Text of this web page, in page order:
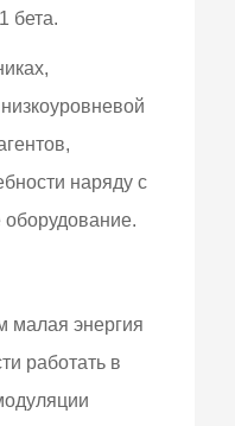
бета.
наряду с
оборудование.
малая энергия
работать в